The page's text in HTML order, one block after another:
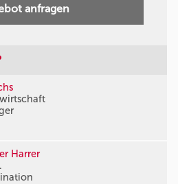
anfragen
Harrer